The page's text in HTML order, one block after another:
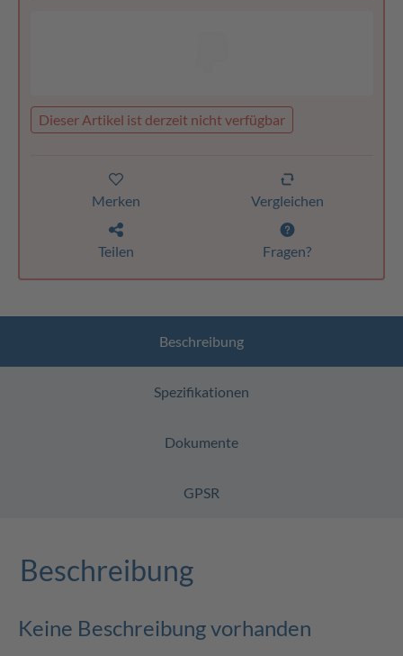
Dieser Artikel ist derzeit nicht verfügbar
Merken Vergleichen
Teilen Fragen?
Beschreibung
Spezifikationen
Dokumente
GPSR
Beschreibung
Keine Beschreibung vorhanden